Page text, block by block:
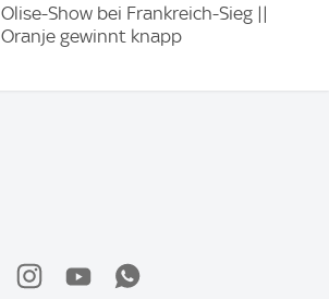
Olise-Show bei Frankreich-Sieg ||
Oranje gewinnt knapp